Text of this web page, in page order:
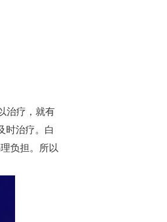
治疗，就有
时治疗。白
负担。所以